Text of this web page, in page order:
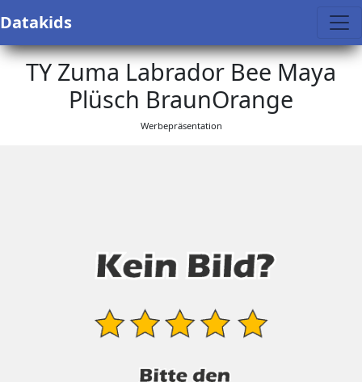
Datakids
TY Zuma Labrador Bee Maya
Plüsch BraunOrange
Werbepräsentation